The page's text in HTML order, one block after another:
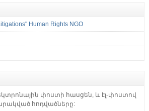
Human Rights NGO
փոստի հասցեն, և էլ-փոստով
հոդվածները: